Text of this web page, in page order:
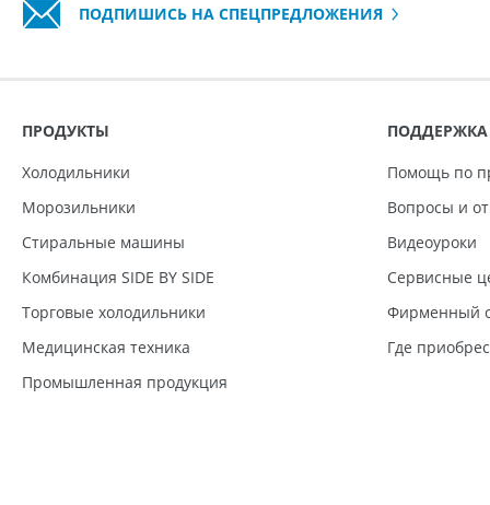
ПОДПИШИСЬ НА СПЕЦПРЕДЛОЖЕНИЯ
ПРОДУКТЫ
Холодильники
Морозильники
Стиральные машины
Комбинация SIDE BY SIDE
Торговые холодильники
Медицинская техника
Промышленная продукция
ПОДДЕРЖКА
Помощь по
Вопросы и
Видеоуроки
Сервисные
Фирменный
Где